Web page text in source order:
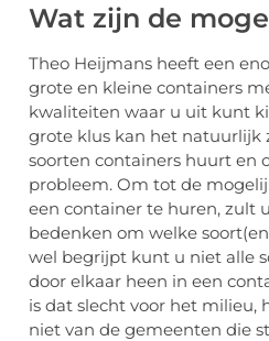
Wat zijn de
Theo Heijmans heeft een
grote en kleine containers
kwaliteiten waar u uit kunt
grote klus kan het natuurlijk
soorten containers huurt en
probleem. Om tot de
een container te huren, zult
bedenken om welke
wel begrijpt kunt u niet alle
door elkaar heen in een
is dat slecht voor het milieu,
niet van de gemeenten die